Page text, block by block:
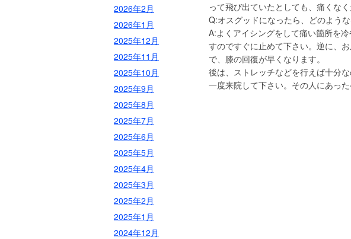
って飛び出ていたとしても、痛くな
Q:オスグッドになったら、どのよう
A:よくアイシングをして痛い箇所を
すのですぐに止めて下さい。逆に、
で、膝の回復が早くなります。
後は、ストレッチなどを行えば十分
一度来院して下さい。その人にあった
2026年2月
2026年1月
2025年12月
2025年11月
2025年10月
2025年9月
2025年8月
2025年7月
2025年6月
2025年5月
2025年4月
2025年3月
2025年2月
2025年1月
2024年12月